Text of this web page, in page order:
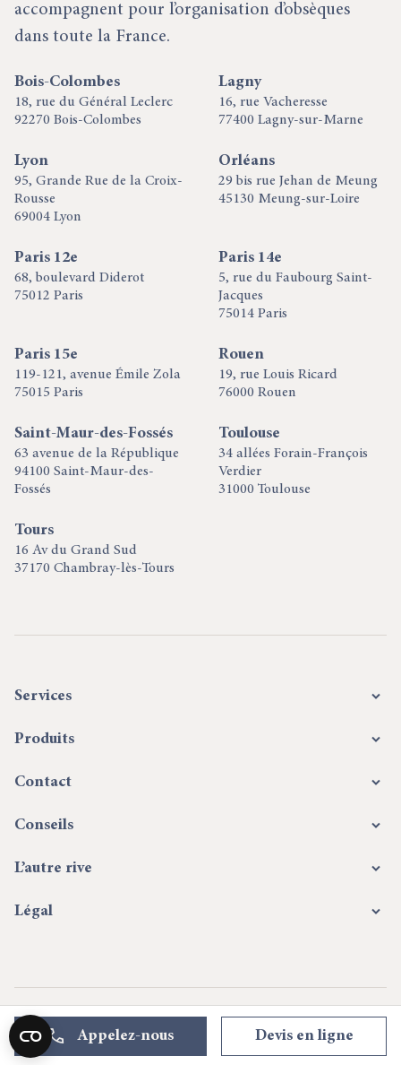
accompagnent pour l’organisation d’obsèques
dans toute la France.
Bois-Colombes
18, rue du Général Leclerc
92270 Bois-Colombes
Lagny
16, rue Vacheresse
77400 Lagny-sur-Marne
Lyon
95, Grande Rue de la Croix-
Rousse
69004 Lyon
Orléans
29 bis rue Jehan de Meung
45130 Meung-sur-Loire
Paris 12e
68, boulevard Diderot
75012 Paris
Paris 14e
5, rue du Faubourg Saint-
Jacques
75014 Paris
Paris 15e
119-121, avenue Émile Zola
75015 Paris
Rouen
19, rue Louis Ricard
76000 Rouen
Saint-Maur-des-Fossés
63 avenue de la République
94100 Saint-Maur-des-
Fossés
Toulouse
34 allées Forain-François
Verdier
31000 Toulouse
Tours
16 Av du Grand Sud
37170 Chambray-lès-Tours
Services
Produits
Contact
Conseils
L’autre rive
Légal
Appelez-nous Devis en ligne